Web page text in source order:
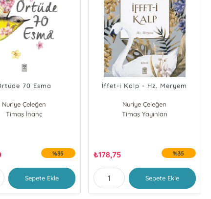
70 Esma
Nuriye Çeleğen
Timaş İnanç
%35
Sepete Ekle
İffet-i Kalp - Hz. Meryem
Nuriye Çeleğen
Timaş Yayınları
₺178,75 %35
Sepete Ekle